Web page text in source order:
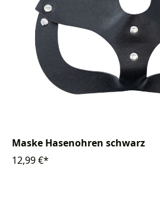
Maske Hasenohren schwarz
12,99 €*